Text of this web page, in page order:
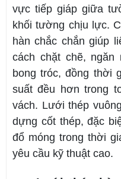
vực tiếp giáp giữa
khối tường chịu lực.
hàn chắc chắn giúp
cách chặt chẽ,
bong tróc, đồng thời
suất đều hơn trong
vách. Lưới thép
dựng cốt thép, đặc
đổ móng trong thời
yêu cầu kỹ thuật cao.